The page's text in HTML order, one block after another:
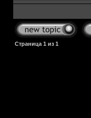
Страница 1 из 1